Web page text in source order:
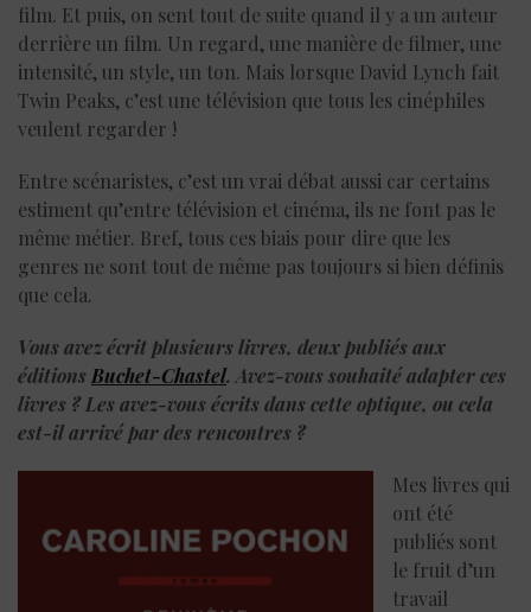
film. Et puis, on sent tout de suite quand il y a un auteur
derrière un film. Un regard, une manière de filmer, une
intensité, un style, un ton. Mais lorsque David Lynch fait
Twin Peaks, c’est une télévision que tous les cinéphiles
veulent regarder !
Entre scénaristes, c’est un vrai débat aussi car certains
estiment qu’entre télévision et cinéma, ils ne font pas le
même métier. Bref, tous ces biais pour dire que les
genres ne sont tout de même pas toujours si bien définis
que cela.
Vous avez écrit plusieurs livres, deux publiés aux
éditions Buchet-Chastel. Avez-vous souhaité adapter ces
livres ? Les avez-vous écrits dans cette optique, ou cela
est-il arrivé par des rencontres ?
Mes livres qui
ont été
publiés sont
le fruit d’un
travail